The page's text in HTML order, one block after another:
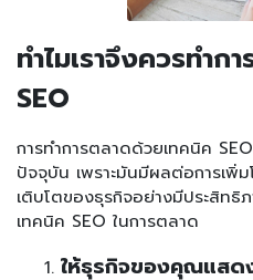
ทำไมเราจึงควรทำ
SEO
การทำการตลาดด้วยเทคนิค
ปัจจุบัน เพราะมันมีผลต่อการเพิ่ม
เติบโตของธุรกิจอย่างมีประสิทธิ
เทคนิค SEO ในการตลาด
ให้ธุรกิจของคุณแส